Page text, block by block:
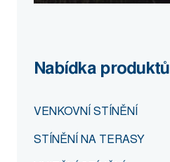
Nabídka produktů
VENKOVNÍ STÍNĚNÍ
STÍNĚNÍ NA TERASY